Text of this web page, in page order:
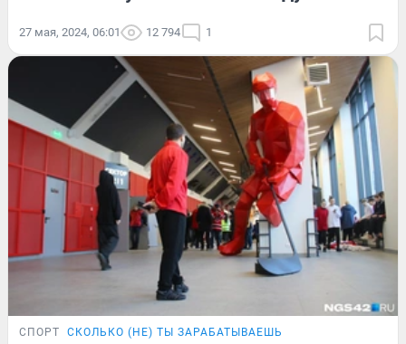
27 мая, 2024, 06:01 12 794 1
СПОРТ СКОЛЬКО (НЕ) ТЫ ЗАРАБАТЫВАЕШЬ